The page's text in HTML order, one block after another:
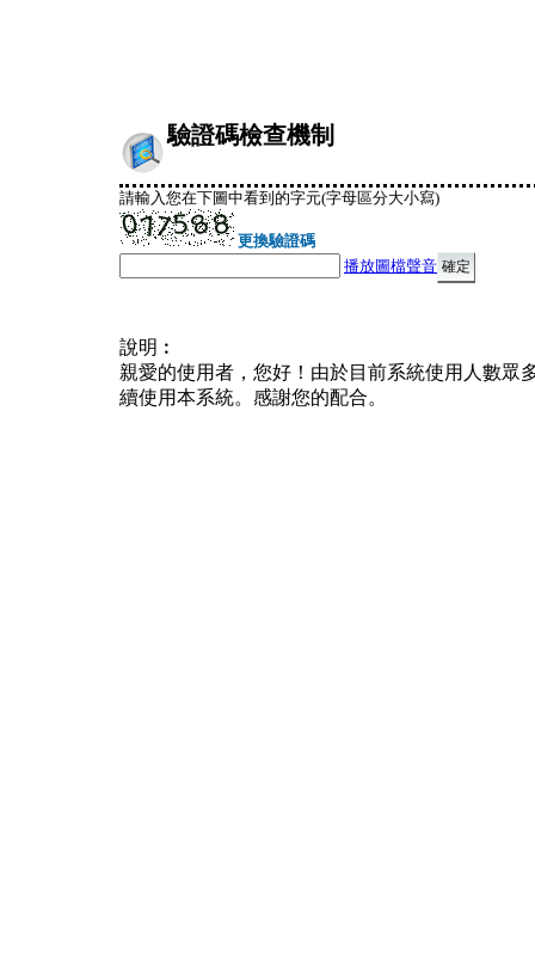
驗證碼檢查機制
請輸入您在下圖中看到的字元(字母區分大小寫)
更換驗證碼
播放圖檔聲音
說明︰
親愛的使用者，您好！由於目前系統使用人數眾
續使用本系統。感謝您的配合。